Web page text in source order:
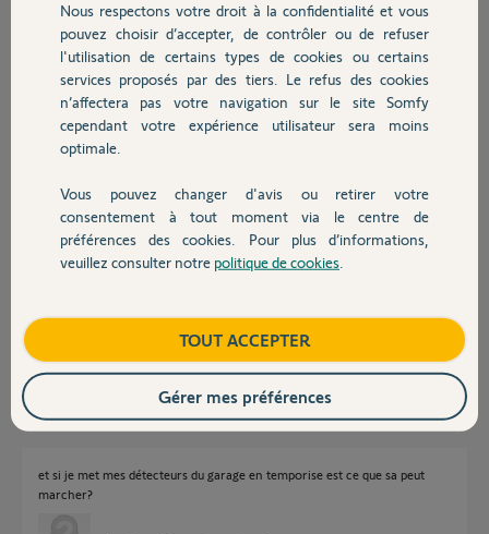
Chauffage
Autres produits
Devis avec un pro
Contact
il y a environ 6 ans
Participer au fil de discussion
Réponses
Seule la zone A peut être en AT.
Il faudra donc un détecteur d'ouverture de sol à la porte, puis vous
Anonyme il y a environ 6 ans
et si je met mes détecteurs du garage en temporise est ce que sa peut
marcher?
Nous respectons votre droit à la confidentialité et vous
pouvez choisir d’accepter, de contrôler ou de refuser
l'utilisation de certains types de cookies ou certains
services proposés par des tiers. Le refus des cookies
n’affectera pas votre navigation sur le site Somfy
cependant votre expérience utilisateur sera moins
optimale.
Vous pouvez changer d'avis ou retirer votre
consentement à tout moment via le centre de
préférences des cookies. Pour plus d’informations,
veuillez consulter notre politique de cookies
TOUT ACCEPTER
Gérer mes préférences